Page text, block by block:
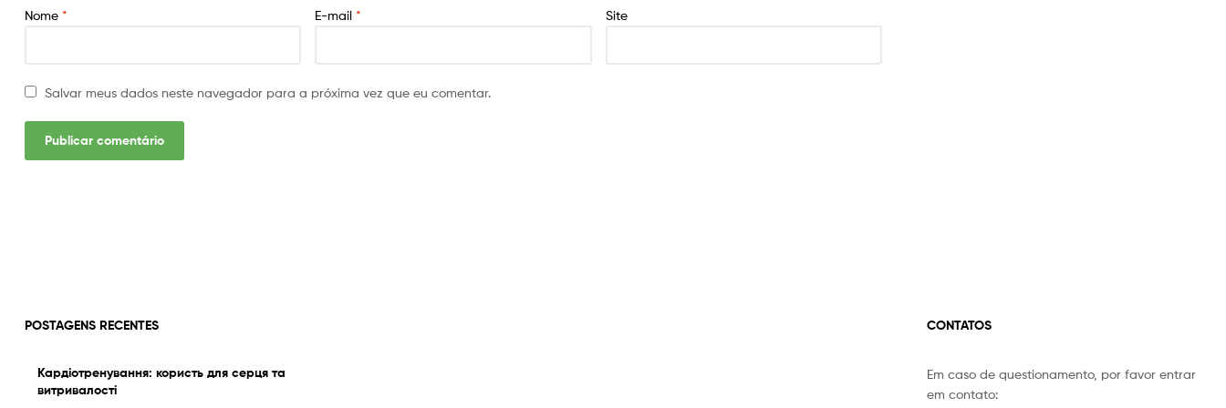
Equipe Mermaid
Responderemos o mais breve possível
Nome * E-mail* Site
Salvar meus dados neste navegador para a próxima vez que eu comentar.
POSTAGENS RECENTES
Кардіотренування: користь для серця та
витривалості
CONTATOS
Em caso de questionamento, por favor entrar
em contato: